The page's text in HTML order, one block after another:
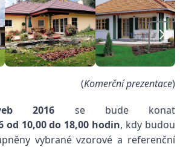
(Komerční prezentace)
2016 se bude konat
od 10,00 do 18,00 hodin, kdy budou
vybrané vzorové a referenční